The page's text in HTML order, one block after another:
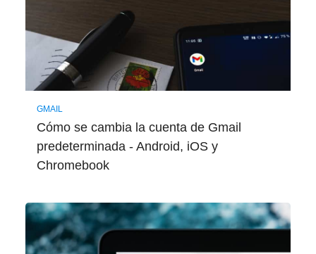
GMAIL
Cómo se cambia la cuenta de Gmail
predeterminada - Android, iOS y
Chromebook